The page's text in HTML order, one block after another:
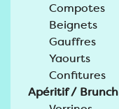
Compotes
Beignets
Gauffres
Yaourts
Confitures
Apéritif / Brunch